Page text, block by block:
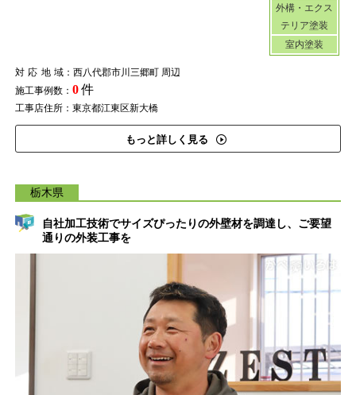
外構・エクス
テリア塗装
室内塗装
対応地域：西八代郡市川三郷町 周辺
施工事例数： 0件
工事店住所：東京都江東区新大橋
もっと詳しく見る
栃木県
自社加工技術でサイズぴったりの外壁材を調達し、ご要望
通りの外装工事を